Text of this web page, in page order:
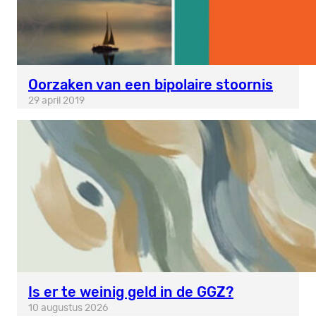
Oorzaken van een bipolaire stoornis
29 april 2019
Is er te weinig geld in de GGZ?
10 augustus 2026